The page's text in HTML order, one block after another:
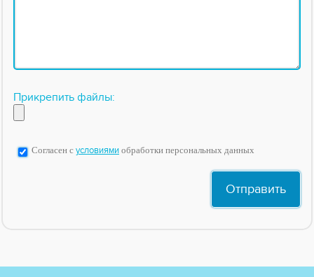
Прикрепить файлы:
Согласен с условиями обработки персональных данных